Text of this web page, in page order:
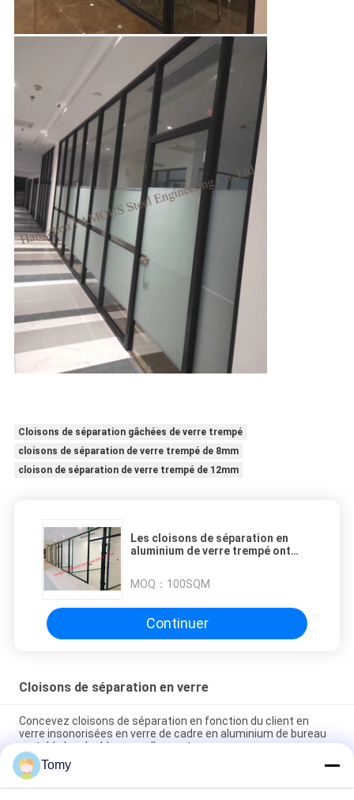
Cloisons de séparation gâchées de verre trempé
cloisons de séparation de verre trempé de 8mm
cloison de séparation de verre trempé de 12mm
Les cloisons de séparation en
aluminium de verre trempé ont
MOQ： 100SQM
Continuer
Cloisons de séparation en verre
Concevez cloisons de séparation en fonction du client en
verre insonorisées en verre de cadre en aluminium de bureau
portable les doubles avec l'auvent
Carreaux de mosaïque en verre intérieur transparent à corps
entier pour la cuisine
Tomy